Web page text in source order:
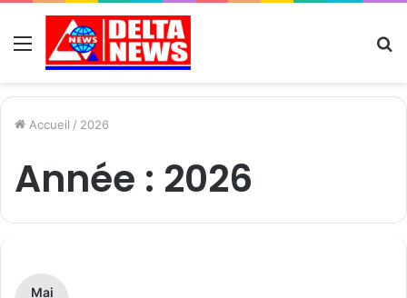
Menu
Accueil / 2026
Année : 2026
Mai